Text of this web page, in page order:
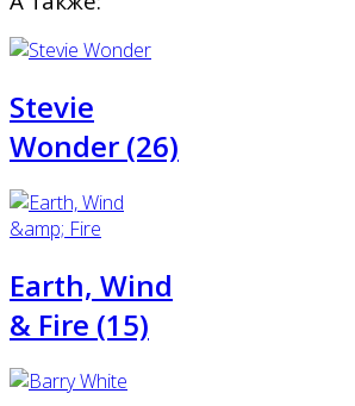
Stevie
Wonder (26)
Earth, Wind
& Fire (15)